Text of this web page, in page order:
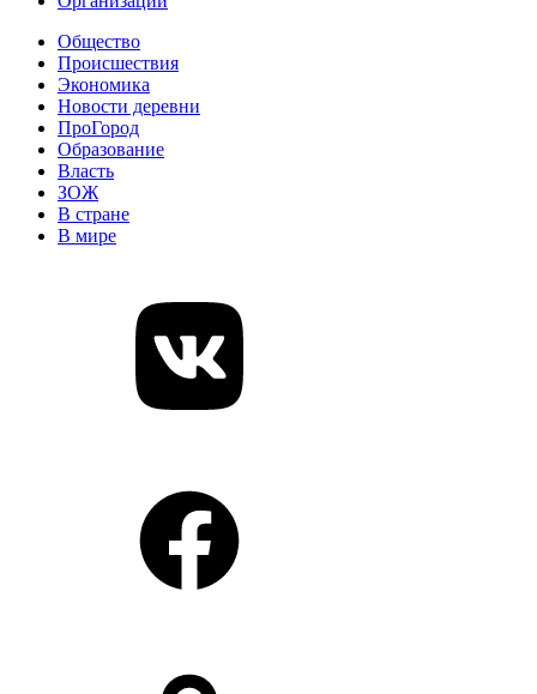
Общество
Происшествия
Экономика
Новости деревни
ПроГород
Образование
Власть
ЗОЖ
В стране
В мире